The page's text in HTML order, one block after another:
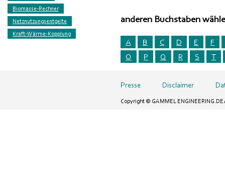
Biomasse-Rechner
Netznutzungsentgelte
Kraft-Wärme-Kopplung
anderen Buchstaben
A B C D E
F
O
P Q R S T
Presse Disclaimer
Copyright © GAMMEL